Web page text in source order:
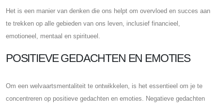
Het is een manier van denken die ons helpt om overvloed en succes aan
te trekken op alle gebieden van ons leven, inclusief financieel,
emotioneel, mentaal en spiritueel.
POSITIEVE GEDACHTEN EN EMOTIES
Om een ​​welvaartsmentaliteit te ontwikkelen, is het essentieel om je te
concentreren op positieve gedachten en emoties. Negatieve gedachten